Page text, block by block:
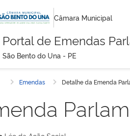
Câmara Municipal
Portal de Emendas
São Bento do Una - PE
Emendas Detalhe da Emenda